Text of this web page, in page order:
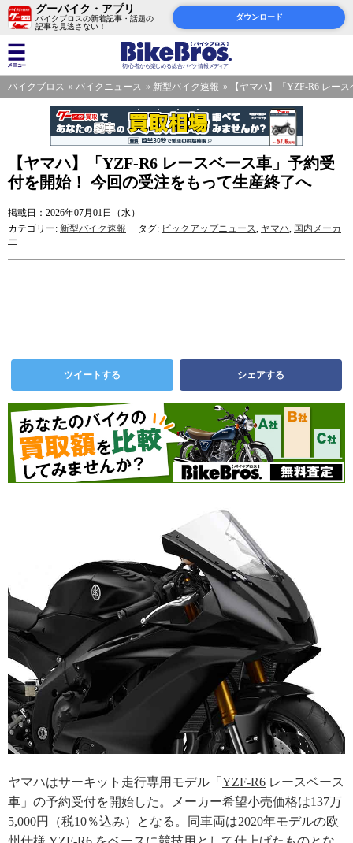
グーバイク・アプリ
バイクブロスの新着記事・話題の
記事を見逃さない！
ダウンロード
バイクブロス バイクニュース 新型バイク速報 【ヤマハ】「YZF-R6 レー
【ヤマハ】「YZF-R6 レースベース車」予約受
付を開始！ 今回の受注をもって生産終了へ
掲載日：2026年07月01日（水）
カテゴリー: 新型バイク速報 タグ: ピックアップニュース, ヤマハ, 国内メーカ
ー
ツイートする シェアする
ヤマハはサーキット走行専用モデル「 YZF-R6 レースベース
車」の予約受付を開始した。メーカー希望小売価格は137万
5,000円（税10％込み）となる。同車両は2020年モデルの欧